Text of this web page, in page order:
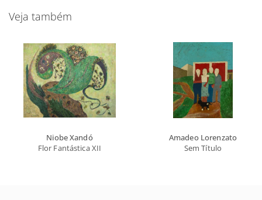
Veja também
Niobe Xandó
Flor Fantástica XII
Amadeo Lorenzato
Sem Título